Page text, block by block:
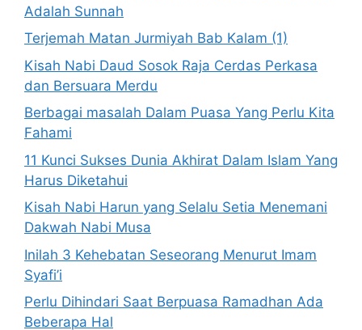
Adalah Sunnah
Terjemah Matan Jurmiyah Bab Kalam (1)
Kisah Nabi Daud Sosok Raja Cerdas Perkasa
dan Bersuara Merdu
Berbagai masalah Dalam Puasa Yang Perlu Kita
Fahami
11 Kunci Sukses Dunia Akhirat Dalam Islam Yang
Harus Diketahui
Kisah Nabi Harun yang Selalu Setia Menemani
Dakwah Nabi Musa
Inilah 3 Kehebatan Seseorang Menurut Imam
Syafi’i
Perlu Dihindari Saat Berpuasa Ramadhan Ada
Beberapa Hal